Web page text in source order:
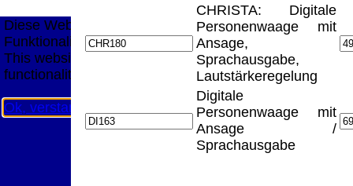
CHRISTA: Digitale
Personenwaage mit
Ansage,
Sprachausgabe,
Lautstärkeregelung
Digitale
Personenwaage mit
Ansage /
Sprachausgabe
Diese Website nutzt Cookies, um bestmögliche
Funktionalität bieten zu können.
This website uses cookies to provide the best possible
functionality.
Ok, verstanden